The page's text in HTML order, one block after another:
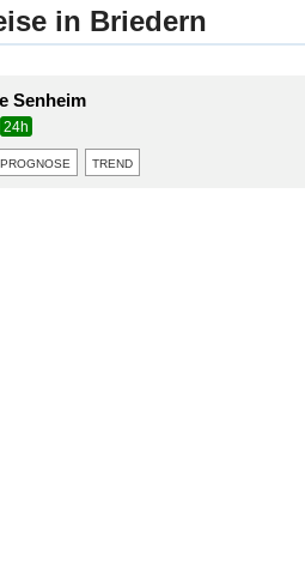
in Briedern
Senheim
24h
prognose trend